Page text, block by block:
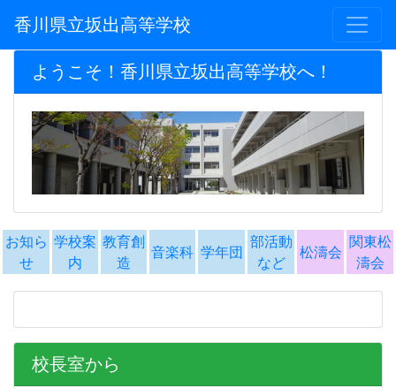
香川県立坂出高等学校
ようこそ！香川県立坂出高等学校へ！
お知ら
せ
学校案
内
教育創
造
音楽科 学年団
部活動
など
松濤会
関東松
濤会
校長室から